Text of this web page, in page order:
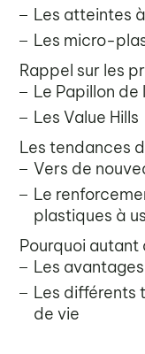
Les atteintes
Les micro-
Rappel sur les
Le Papillon de
Les Value Hills
Les tendances
Vers de
Le
plastiques à
Pourquoi
Les
Les différents
de vie